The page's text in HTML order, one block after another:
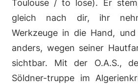
Toulouse / to lose). Er
gleich nach dir, ihr
Werkzeuge in die Hand,
anders, wegen seiner
sichtbar. Mit der O.A.S.,
Söldner-truppe im